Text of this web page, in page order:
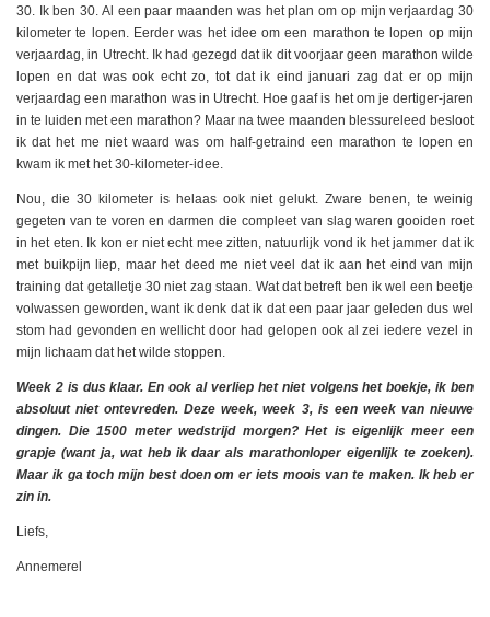
30. Ik ben 30. Al een paar maanden was het plan om op mijn verjaardag 30
kilometer te lopen. Eerder was het idee om een marathon te lopen op mijn
verjaardag, in Utrecht. Ik had gezegd dat ik dit voorjaar geen marathon wilde
lopen en dat was ook echt zo, tot dat ik eind januari zag dat er op mijn
verjaardag een marathon was in Utrecht. Hoe gaaf is het om je dertiger-jaren
in te luiden met een marathon? Maar na twee maanden blessureleed besloot
ik dat het me niet waard was om half-getraind een marathon te lopen en
kwam ik met het 30-kilometer-idee.
Nou, die 30 kilometer is helaas ook niet gelukt. Zware benen, te weinig
gegeten van te voren en darmen die compleet van slag waren gooiden roet
in het eten. Ik kon er niet echt mee zitten, natuurlijk vond ik het jammer dat ik
met buikpijn liep, maar het deed me niet veel dat ik aan het eind van mijn
training dat getalletje 30 niet zag staan. Wat dat betreft ben ik wel een beetje
volwassen geworden, want ik denk dat ik dat een paar jaar geleden dus wel
stom had gevonden en wellicht door had gelopen ook al zei iedere vezel in
mijn lichaam dat het wilde stoppen.
Week 2 is dus klaar. En ook al verliep het niet volgens het boekje, ik ben
absoluut niet ontevreden. Deze week, week 3, is een week van nieuwe
dingen. Die 1500 meter wedstrijd morgen? Het is eigenlijk meer een
grapje (want ja, wat heb ik daar als marathonloper eigenlijk te zoeken).
Maar ik ga toch mijn best doen om er iets moois van te maken. Ik heb er
zin in.
Liefs,
Annemerel